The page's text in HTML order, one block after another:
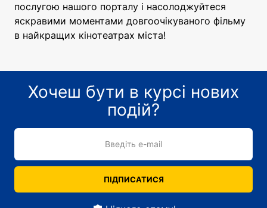
послугою нашого порталу і насолоджуйтеся
яскравими моментами довгоочікуваного фільму
в найкращих кінотеатрах міста!
Хочеш бути в курсі нових
подій?
Введіть e-mail
ПІДПИСАТИСЯ